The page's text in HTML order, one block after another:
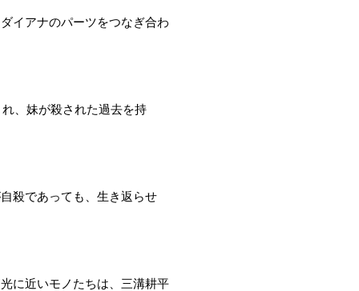
イアナのパーツをつなぎ合わ
、妹が殺された過去を持
殺であっても、生き返らせ
に近いモノたちは、三溝耕平